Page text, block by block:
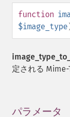
function
$image_type
定される Mime-
パラメータ